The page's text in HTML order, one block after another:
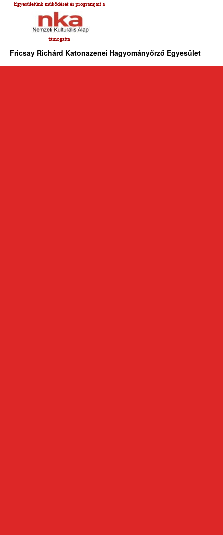
Fricsay Richárd Katonazenei Hagyományőrző Egyesület